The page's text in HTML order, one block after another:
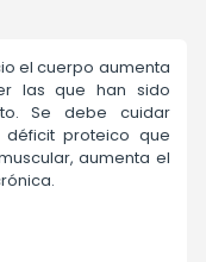
el cuerpo aumenta
las que han sido
Se debe cuidar
proteico que
aumenta el